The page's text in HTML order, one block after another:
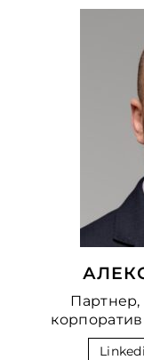
Партнер,